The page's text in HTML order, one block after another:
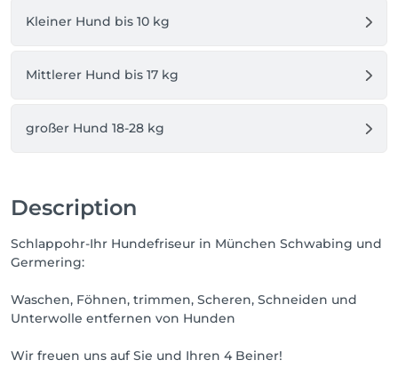
Kleiner Hund bis 10 kg
Mittlerer Hund bis 17 kg
großer Hund 18-28 kg
Description
Schlappohr-Ihr Hundefriseur in München Schwabing und
Germering:
Waschen, Föhnen, trimmen, Scheren, Schneiden und
Unterwolle entfernen von Hunden
Wir freuen uns auf Sie und Ihren 4 Beiner!